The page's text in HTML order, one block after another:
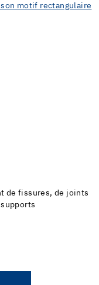
de fissures, de joints